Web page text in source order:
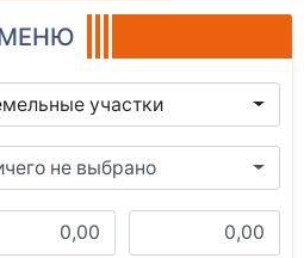
участки
не выбрано